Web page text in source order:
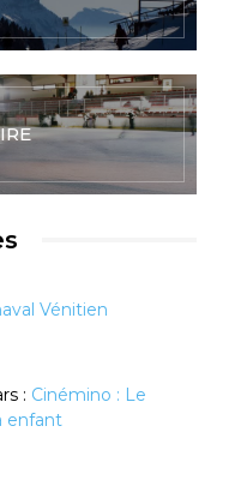
Vénitien
: Cinémino : Le
enfant